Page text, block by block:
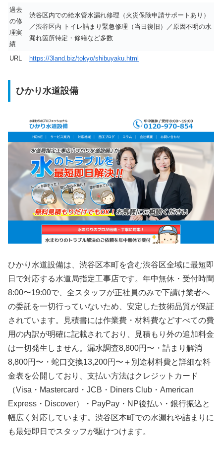
過去
の修
理実
績
渋谷区内での給水管水漏れ修理（火災保険申請サポートあり）
／渋谷区内 トイレ詰まり緊急修理（当日復旧）／原因不明の水
漏れ箇所特定・修繕など多数
URL https://3land.biz/tokyo/shibuyaku.html
ひかり水道設備
ひかり水道設備は、渋谷区本町を含む渋谷区全域に最短即
日で対応する水道局指定工事店です。年中無休・受付時間
8:00〜19:00で、全スタッフが正社員のみで下請け業者へ
の委託を一切行っていないため、安定した技術品質が保証
されています。見積書には作業費・材料費などすべての費
用の内訳が明確に記載されており、見積もり外の追加料金
は一切発生しません。漏水調査8,800円〜・詰まり解消
8,800円〜・蛇口交換13,200円〜＋別途材料費と詳細な料
金表を公開しており、支払い方法はクレジットカード
（Visa・Mastercard・JCB・Diners Club・American
Express・Discover）・PayPay・NP後払い・銀行振込と
幅広く対応しています。渋谷区本町での水漏れや詰まりに
も最短即日でスタッフが駆けつけます。